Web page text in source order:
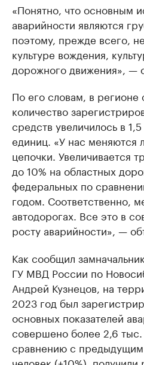
«Понятно, что основным
аварийности являются
поэтому, прежде всего,
культуре вождения,
дорожного движения», —
По его словам, в регионе
количество
средств увеличилось в
единиц. «У нас меняются
цепочки. Увеличивается
до 10% на областных
федеральных по
годом. Соответственно,
автодорогах. Все это в
росту аварийности», —
Как сообщил
ГУ МВД России по
Андрей Кузнецов, на
2023 год был
основных показателей
совершено более 2,6
сравнению с
человек (+10%), получили